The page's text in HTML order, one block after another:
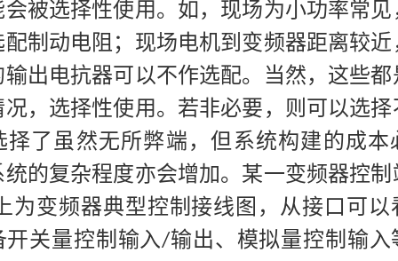
会被选择性使用。如，现场为小功率常见
配制动电阻；现场电机到变频器距离较近
输出电抗器可以不作选配。当然，这些都
况，选择性使用。若非必要，则可以选择
择了虽然无所弊端，但系统构建的成本
统的复杂程度亦会增加。某一变频器控制
为变频器典型控制接线图，从接口可以
开关量控制输入/输出、模拟量控制输入